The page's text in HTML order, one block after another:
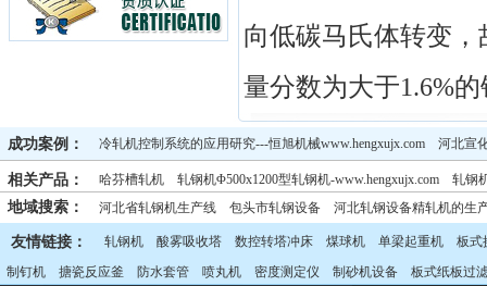
向低碳马氏体转变
量分数为大于1.6%
成功案例： 冷轧机控制系统的应用研究---恒旭机械www.hengxujx.com 河北宣
国产冷轧机的技术进步 ---恒旭机械www.hengxujx.com 苏丹轧钢机
山西轧钢机生产线---恒旭机械www.hengxujx.com 宁夏石嘴山轧钢
相关产品： 哈芬槽轧机 轧钢机Φ500x1200型轧钢机-www.hengxujx.com 轧钢
轧钢机Φ250冷轧生产线 Φ350轧钢设备 轧钢机Φ200冷轧生产线
地域搜索： 河北省轧钢机生产线 包头市轧钢设备
河北轧钢设备精轧机的生
内蒙轧钢机生产线
友情链接： 轧钢机 酸雾吸收塔 数控转塔冲床 煤球机 单梁起重机
板式
制钉机
搪瓷反应釜 防水套管 喷丸机 密度测定仪 制砂机设备
板式纸板过